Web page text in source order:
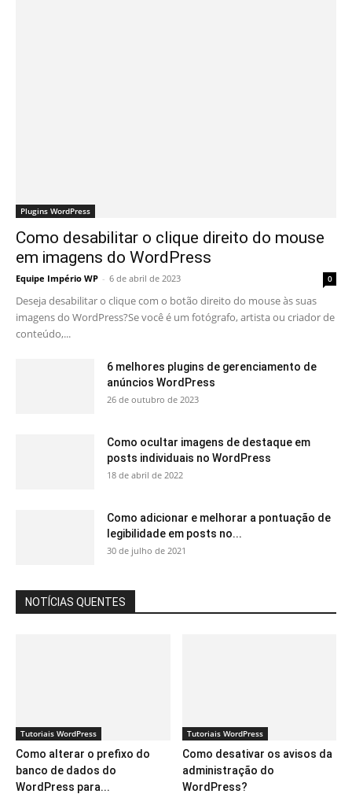
Plugins WordPress
Como desabilitar o clique direito do mouse
em imagens do WordPress
Equipe Império WP - 6 de abril de 2023 0
Deseja desabilitar o clique com o botão direito do mouse às suas
imagens do WordPress?Se você é um fotógrafo, artista ou criador de
conteúdo,...
6 melhores plugins de gerenciamento de
anúncios WordPress
26 de outubro de 2023
Como ocultar imagens de destaque em
posts individuais no WordPress
18 de abril de 2022
Como adicionar e melhorar a pontuação de
legibilidade em posts no...
30 de julho de 2021
NOTÍCIAS QUENTES
Tutoriais WordPress
Como alterar o prefixo do
banco de dados do
WordPress para...
Tutoriais WordPress
Como desativar os avisos da
administração do
WordPress?